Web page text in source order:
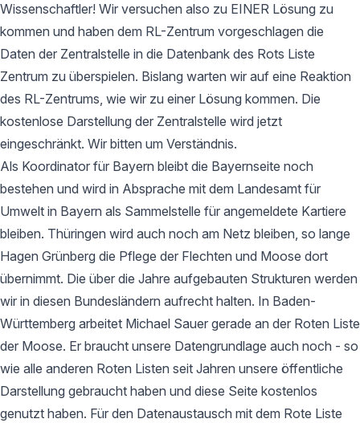
Wissenschaftler! Wir versuchen also zu EINER Lösung zu
kommen und haben dem RL-Zentrum vorgeschlagen die
Daten der Zentralstelle in die Datenbank des Rots Liste
Zentrum zu überspielen. Bislang warten wir auf eine Reaktion
des RL-Zentrums, wie wir zu einer Lösung kommen. Die
kostenlose Darstellung der Zentralstelle wird jetzt
eingeschränkt. Wir bitten um Verständnis.
Als Koordinator für Bayern bleibt die Bayernseite noch
bestehen und wird in Absprache mit dem Landesamt für
Umwelt in Bayern als Sammelstelle für angemeldete Kartiere
bleiben. Thüringen wird auch noch am Netz bleiben, so lange
Hagen Grünberg die Pflege der Flechten und Moose dort
übernimmt. Die über die Jahre aufgebauten Strukturen werden
wir in diesen Bundesländern aufrecht halten. In Baden-
Württemberg arbeitet Michael Sauer gerade an der Roten Liste
der Moose. Er braucht unsere Datengrundlage auch noch - so
wie alle anderen Roten Listen seit Jahren unsere öffentliche
Darstellung gebraucht haben und diese Seite kostenlos
genutzt haben. Für den Datenaustausch mit dem Rote Liste